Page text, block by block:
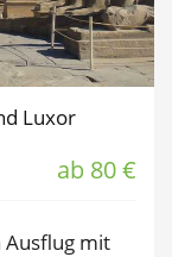
Luxor
ab 80 €
Ausflug mit